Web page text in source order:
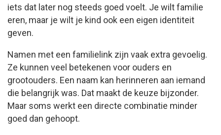
iets dat later nog steeds goed voelt. Je wilt familie
eren, maar je wilt je kind ook een eigen identiteit
geven.
Namen met een familielink zijn vaak extra gevoelig.
Ze kunnen veel betekenen voor ouders en
grootouders. Een naam kan herinneren aan iemand
die belangrijk was. Dat maakt de keuze bijzonder.
Maar soms werkt een directe combinatie minder
goed dan gehoopt.